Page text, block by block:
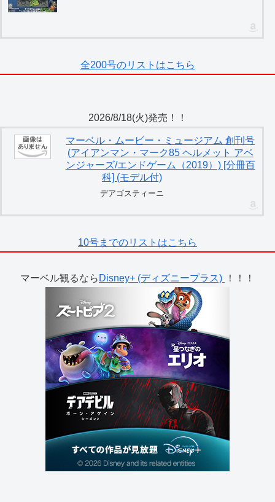
全200号のリストはこちら
2026/8/18(火)発売！！
マーベル・ムービー・ミュージアム 創刊号
(アイアンマン・マーク85 ヘルメット アベ
ンジャーズ/エンドゲーム（2019）) [分冊百
科] (モデル付)
デアゴスティーニ
10号までのリストはこちら
マーベル観るなら Disney+ (ディズニープラス) ！！！